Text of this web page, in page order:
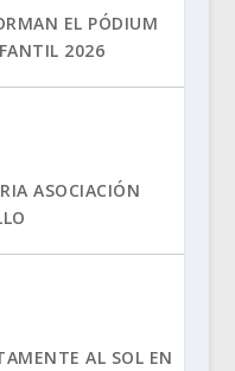
EL PÓDIUM
2026
ASOCIACIÓN
AL SOL EN